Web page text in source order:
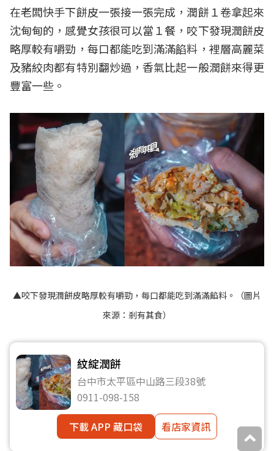
在老闆快手下餅皮一張接一張完成，潤餅１卷拿起來
沈甸甸的，感覺女孩很可以當１餐，咬下發現潤餅皮
略厚較有嚼勁，每口都能吃到滿滿餡料，裡層高麗菜
及豬絞肉都有特別翻炒過，香氣比起一般潤餅來得更
豐富一些。
▲咬下發現潤餅皮略厚較有嚼勁，每口都能吃到滿滿餡料。（圖片
來源： 剎有其食）
紋綻潤餅
台中市太平區中山路三段38號
0911-098-158
下載 APP 藏口袋
看店家資訊